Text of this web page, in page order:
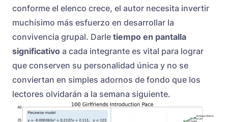
conforme el elenco crece, el autor necesita invertir
muchísimo más esfuerzo en desarrollar la
convivencia grupal. Darle tiempo en pantalla
significativo a cada integrante es vital para lograr
que conserven su personalidad única y no se
conviertan en simples adornos de fondo que los
lectores olvidarán a la semana siguiente.